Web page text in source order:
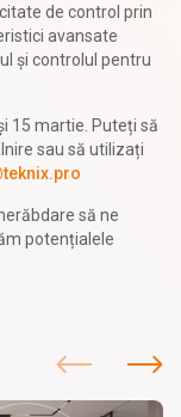
de control prin
avansate
și controlul pentru
15 martie. Puteți să
sau să utilizați
să ne
potențialele